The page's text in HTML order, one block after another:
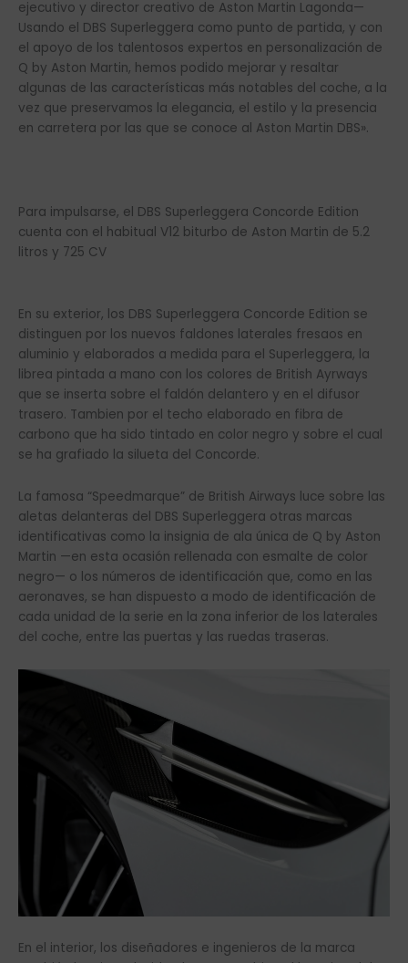
ejecutivo y director creativo de Aston Martin Lagonda—
Usando el DBS Superleggera como punto de partida, y con
el apoyo de los talentosos expertos en personalización de
Q by Aston Martin, hemos podido mejorar y resaltar
algunas de las características más notables del coche, a la
vez que preservamos la elegancia, el estilo y la presencia
en carretera por las que se conoce al Aston Martin DBS».
Para impulsarse, el DBS Superleggera Concorde Edition
cuenta con el habitual V12 biturbo de Aston Martin de 5.2
litros y 725 CV
En su exterior, los DBS Superleggera Concorde Edition se
distinguen por los nuevos faldones laterales fresaos en
aluminio y elaborados a medida para el Superleggera, la
librea pintada a mano con los colores de British Ayrways
que se inserta sobre el faldón delantero y en el difusor
trasero. Tambien por el techo elaborado en fibra de
carbono que ha sido tintado en color negro y sobre el cual
se ha grafiado la silueta del Concorde.
La famosa “Speedmarque” de British Airways luce sobre las
aletas delanteras del DBS Superleggera otras marcas
identificativas como la insignia de ala única de Q by Aston
Martin —en esta ocasión rellenada con esmalte de color
negro— o los números de identificación que, como en las
aeronaves, se han dispuesto a modo de identificación de
cada unidad de la serie en la zona inferior de los laterales
del coche, entre las puertas y las ruedas traseras.
En el interior, los diseñadores e ingenieros de la marca